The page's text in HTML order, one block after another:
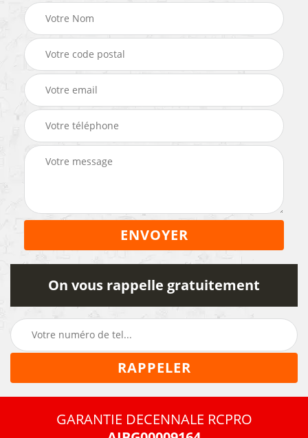
On vous rappelle gratuitement
GARANTIE DECENNALE RCPRO